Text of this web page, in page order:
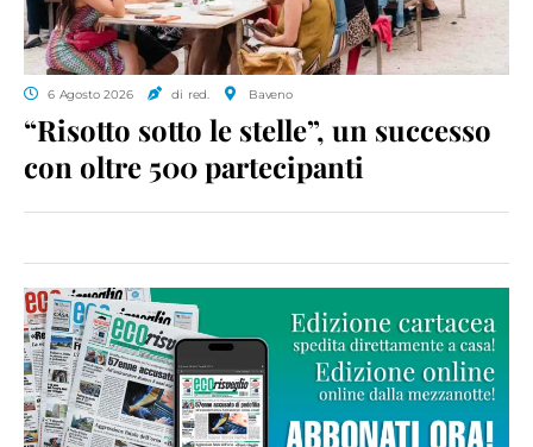
6 Agosto 2026 di red. Baveno
“Risotto sotto le stelle”, un successo
con oltre 500 partecipanti